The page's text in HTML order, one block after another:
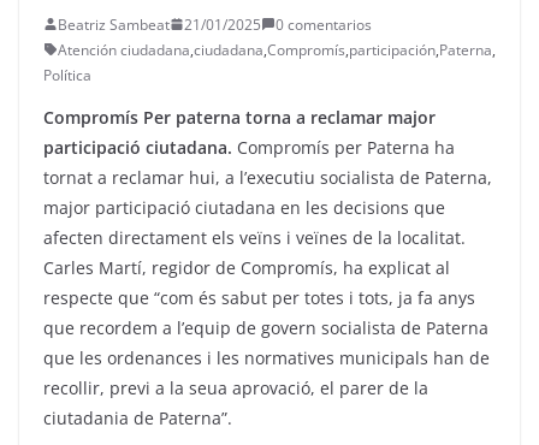
Beatriz Sambeat 21/01/2025
0 comentarios
Atención ciudadana,ciudadana,Compromís,participación,Paterna,
Política
Compromís Per paterna torna a reclamar major
participació ciutadana. Compromís per Paterna ha
tornat a reclamar hui, a l’executiu socialista de Paterna,
major participació ciutadana en les decisions que
afecten directament els veïns i veïnes de la localitat.
Carles Martí, regidor de Compromís, ha explicat al
respecte que “com és sabut per totes i tots, ja fa anys
que recordem a l’equip de govern socialista de Paterna
que les ordenances i les normatives municipals han de
recollir, previ a la seua aprovació, el parer de la
ciutadania de Paterna”.